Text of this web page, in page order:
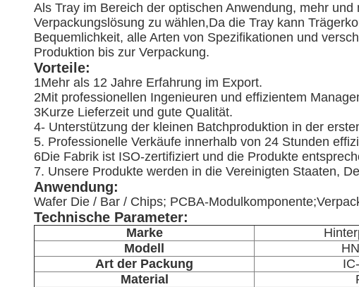
Als Tray im Bereich der optischen Anwendung, mehr
Verpackungslösung zu wählen,Da die Tray kann
Bequemlichkeit, alle Arten von Spezifikationen und
Produktion bis zur Verpackung.
Vorteile:
1Mehr als 12 Jahre Erfahrung im Export.
2Mit professionellen Ingenieuren und effizientem
3Kurze Lieferzeit und gute Qualität.
4- Unterstützung der kleinen Batchproduktion in der
5. Professionelle Verkäufe innerhalb von 24 Stunden
6Die Fabrik ist ISO-zertifiziert und die Produkte
7. Unsere Produkte werden in die Vereinigten Staaten,
Anwendung:
Wafer Die / Bar / Chips; PCBA-Modulkomponente;
Technische Parameter:
Marke
Modell
Art der Packung
Material